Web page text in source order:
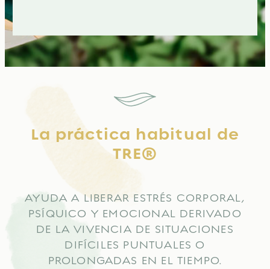
La práctica habitual de
TRE®
AYUDA A LIBERAR ESTRÉS CORPORAL,
PSÍQUICO Y EMOCIONAL DERIVADO
DE LA VIVENCIA DE SITUACIONES
DIFÍCILES PUNTUALES O
PROLONGADAS EN EL TIEMPO.